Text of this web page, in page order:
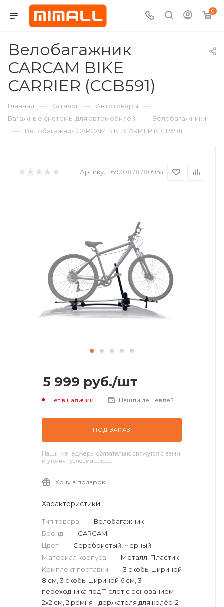
0
Велобагажник
CARCAM BIKE
CARRIER (CCB591)
Главная — Каталог — Автотовары —
Багажные системы для автомобилей — Велобагажники
— Велобагажник CARCAM BIKE CARRIER (CCB591)
Артикул: 6930878780954
5 999 руб./шт
Нет в наличии Нашли дешевле?
ПОД ЗАКАЗ
Наши менеджеры обязательно свяжутся с вами
и уточнят условия заказа
Хочу в подарок
Характеристики
Тип товара — Велобагажник
Бренд — CARCAM
Цвет — Серебристый, Черный
Материал корпуса — Металл, Пластик
Комплект поставки — 3 скобы шириной
8 см, 3 скобы шириной 6 см, 3
переходника под Т-слот с основанием
2х2 см, 2 ремня - держателя для колёс, 2